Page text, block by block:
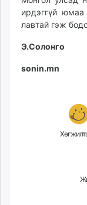
ирдэггүй
лавтай гэж
Э.Солонго
sonin.mn